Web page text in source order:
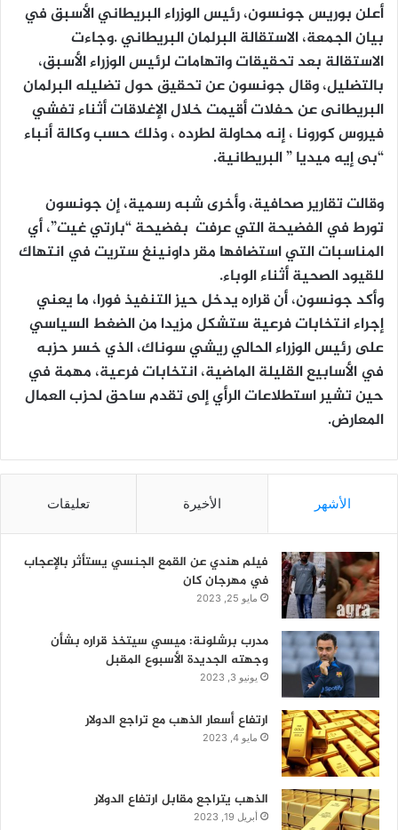
أعلن بوريس جونسون، رئيس الوزراء البريطاني الأسبق في
بيان الجمعة، الاستقالة البرلمان البريطاني .وجاءت
الاستقالة بعد تحقيقات واتهامات لرئيس الوزراء الأسبق،
بالتضليل، وقال جونسون عن تحقيق حول تضليله البرلمان
البريطانى عن حفلات أقيمت خلال الإغلاقات أثناء تفشي
فيروس كورونا ، إنه محاولة لطرده ، وذلك حسب وكالة أنباء
“بى إيه ميديا ” البريطانية.
وقالت تقارير صحافية، وأخرى شبه رسمية، إن جونسون
تورط في الفضيحة التي عرفت بفضيحة “بارتي غيت”، أي
المناسبات التي استضافها مقر داونينغ ستريت في انتهاك
للقيود الصحية أثناء الوباء.
وأكد جونسون، أن قراره يدخل حيز التنفيذ فورا، ما يعني
إجراء انتخابات فرعية ستشكل مزيدا من الضغط السياسي
على رئيس الوزراء الحالي ريشي سوناك، الذي خسر حزبه
في الأسابيع القليلة الماضية، انتخابات فرعية، مهمة في
حين تشير استطلاعات الرأي إلى تقدم ساحق لحزب العمال
المعارض.
الأشهر الأخيرة تعليقات
فيلم هندي عن القمع الجنسي يستأثر بالإعجاب
في مهرجان كان
مايو 25, 2023
مدرب برشلونة: ميسي سيتخذ قراره بشأن
وجهته الجديدة الأسبوع المقبل
يونيو 3, 2023
ارتفاع أسعار الذهب مع تراجع الدولار
مايو 4, 2023
الذهب يتراجع مقابل ارتفاع الدولار
أبريل 19, 2023